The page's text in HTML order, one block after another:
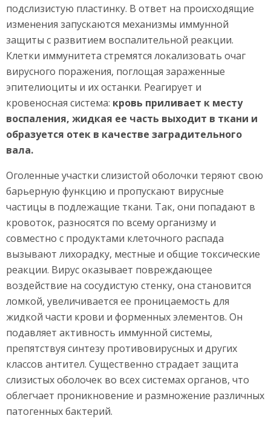
подслизистую пластинку. В ответ на происходящие
изменения запускаются механизмы иммунной
защиты с развитием воспалительной реакции.
Клетки иммунитета стремятся локализовать очаг
вирусного поражения, поглощая зараженные
эпителиоциты и их останки. Реагирует и
кровеносная система: кровь приливает к месту
воспаления, жидкая ее часть выходит в ткани и
образуется отек в качестве заградительного
вала.
Оголенные участки слизистой оболочки теряют свою
барьерную функцию и пропускают вирусные
частицы в подлежащие ткани. Так, они попадают в
кровоток, разносятся по всему организму и
совместно с продуктами клеточного распада
вызывают лихорадку, местные и общие токсические
реакции. Вирус оказывает повреждающее
воздействие на сосудистую стенку, она становится
ломкой, увеличивается ее проницаемость для
жидкой части крови и форменных элементов. Он
подавляет активность иммунной системы,
препятствуя синтезу противовирусных и других
классов антител. Существенно страдает защита
слизистых оболочек во всех системах органов, что
облегчает проникновение и размножение различных
патогенных бактерий.